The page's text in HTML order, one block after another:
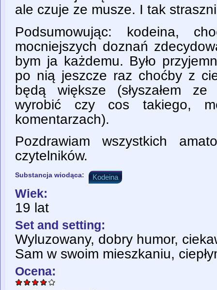
ale czuje ze musze. I tak
Podsumowując: kodeina,
mocniejszych doznań
bym ja każdemu. Było
po nią jeszcze raz choćby z
będą większe (słyszałem
wyrobić czy cos takiego,
komentarzach).
Pozdrawiam wszystkich
czytelników.
Substancja wiodąca: Kodeina
Wiek:
19 lat
Set and setting:
Wyluzowany, dobry humor,
Sam w swoim mieszkaniu,
Ocena: